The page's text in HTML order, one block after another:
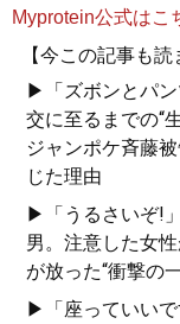
Myprotein公式はこ
【今この記事も読
▶「ズボンとパン
交に至るまでの“
ジャンポケ斉藤
じた理由
▶「うるさいぞ!
男。注意した女
が放った“衝撃の
▶「座っていいで